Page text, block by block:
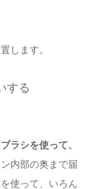
します。
する
ラシを使って、
内部の奥まで届
使って、いろん